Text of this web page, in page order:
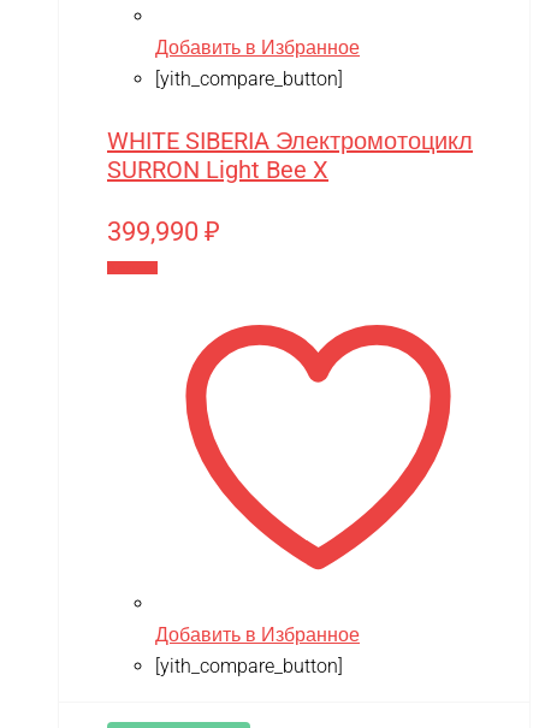
Добавить в Избранное
[yith_compare_button]
WHITE SIBERIA Электромотоцикл
SURRON Light Bee X
399,990 ₽
Добавить в Избранное
[yith_compare_button]